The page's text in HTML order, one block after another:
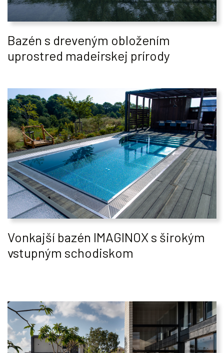
Bazén s dreveným obložením
uprostred madeirskej prírody
Vonkajší bazén IMAGINOX s širokým
vstupným schodiskom